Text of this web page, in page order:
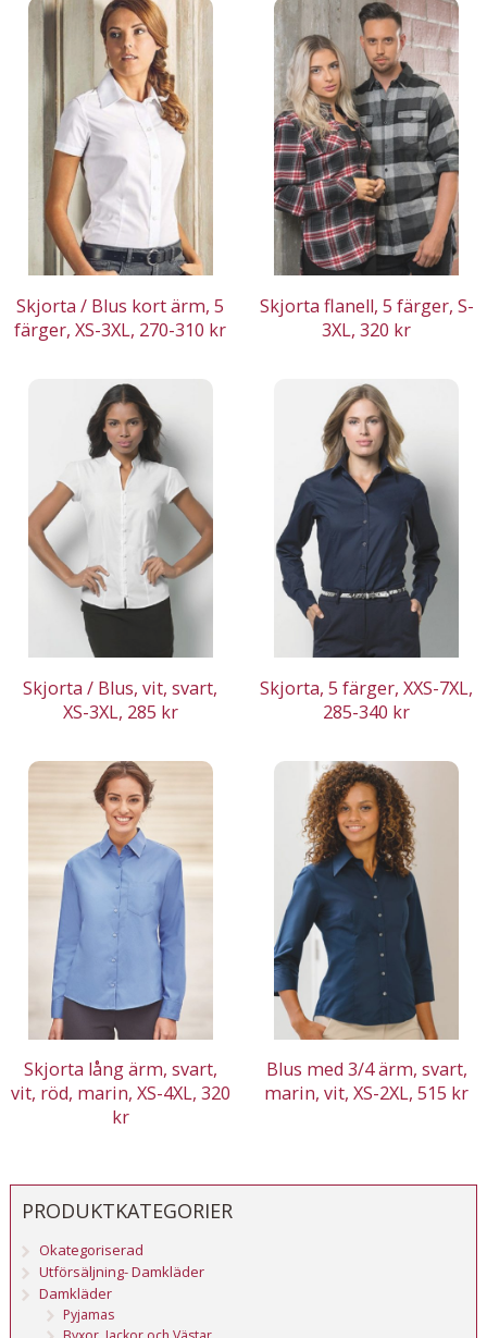
Skjorta / Blus kort ärm, 5
färger, XS-3XL, 270-310 kr
Skjorta flanell, 5 färger, S-
3XL, 320 kr
Skjorta / Blus, vit, svart,
XS-3XL, 285 kr
Skjorta, 5 färger, XXS-7XL,
285-340 kr
Skjorta lång ärm, svart,
vit, röd, marin, XS-4XL, 320
kr
Blus med 3/4 ärm, svart,
marin, vit, XS-2XL, 515 kr
PRODUKTKATEGORIER
Okategoriserad
Utförsäljning- Damkläder
Damkläder
Pyjamas